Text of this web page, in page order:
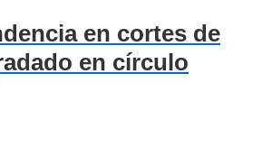
en cortes de
en círculo